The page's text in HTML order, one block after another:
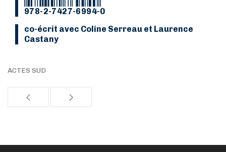
978-2-7427-6994-0
co-écrit avec Coline Serreau et Laurence
Castany
ACTES SUD